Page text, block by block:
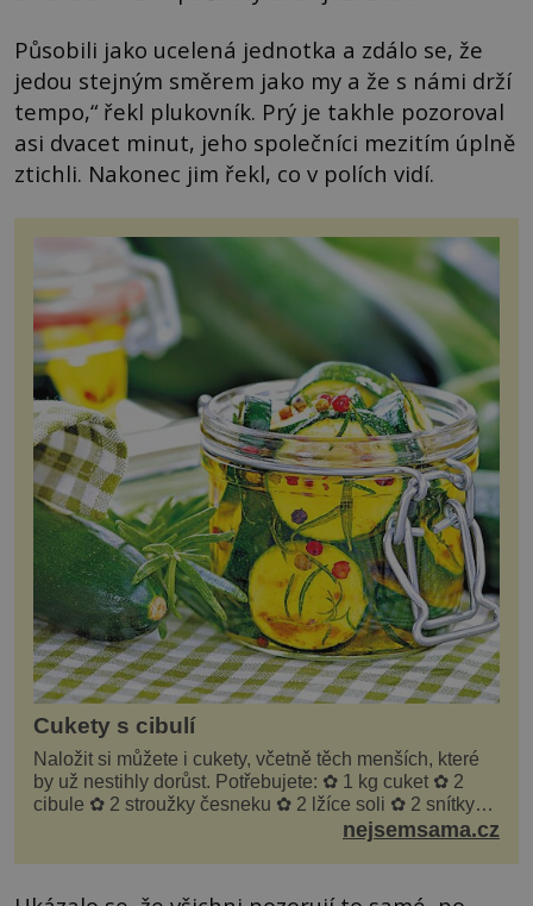
Působili jako ucelená jednotka a zdálo se, že
jedou stejným směrem jako my a že s námi drží
tempo,“ řekl plukovník. Prý je takhle pozoroval
asi dvacet minut, jeho společníci mezitím úplně
ztichli. Nakonec jim řekl, co v polích vidí.
Cukety s cibulí
Naložit si můžete i cukety, včetně těch menších, které
by už nestihly dorůst. Potřebujete: ✿ 1 kg cuket ✿ 2
cibule ✿ 2 stroužky česneku ✿ 2 lžíce soli ✿ 2 snítky
kopru ✿ hrst petrželky Nálev: ✿ 400 m...nejsemsama.cz